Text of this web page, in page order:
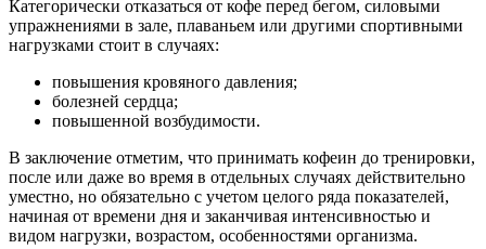
Категорически отказаться от кофе перед бегом, силовыми
упражнениями в зале, плаваньем или другими спортивными
нагрузками стоит в случаях:
повышения кровяного давления;
болезней сердца;
повышенной возбудимости.
В заключение отметим, что принимать кофеин до тренировки,
после или даже во время в отдельных случаях действительно
уместно, но обязательно с учетом целого ряда показателей,
начиная от времени дня и заканчивая интенсивностью и
видом нагрузки, возрастом, особенностями организма.